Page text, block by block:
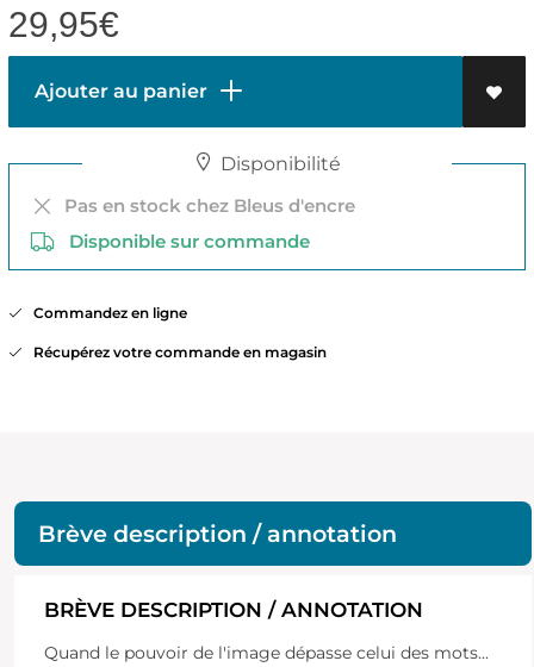
29,95€
Ajouter au panier
Disponibilité
Pas en stock chez Bleus d'encre
Disponible sur commande
Commandez en ligne
Récupérez votre commande en magasin
Brève description / annotation
BRÈVE DESCRIPTION / ANNOTATION
Quand le pouvoir de l'image dépasse celui des mots...